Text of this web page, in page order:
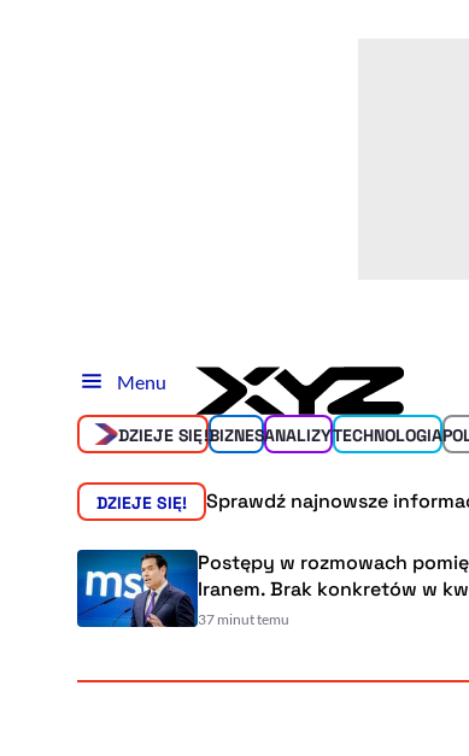
Menu
DZIEJE SIĘ!BIZNESANALIZYTECHNOLOGIA
DZIEJE SIĘ! Sprawdź najnowsze
Postępy w rozmowach pomiędzy
Iranem. Brak konkretów w kwestii
37 minut temu